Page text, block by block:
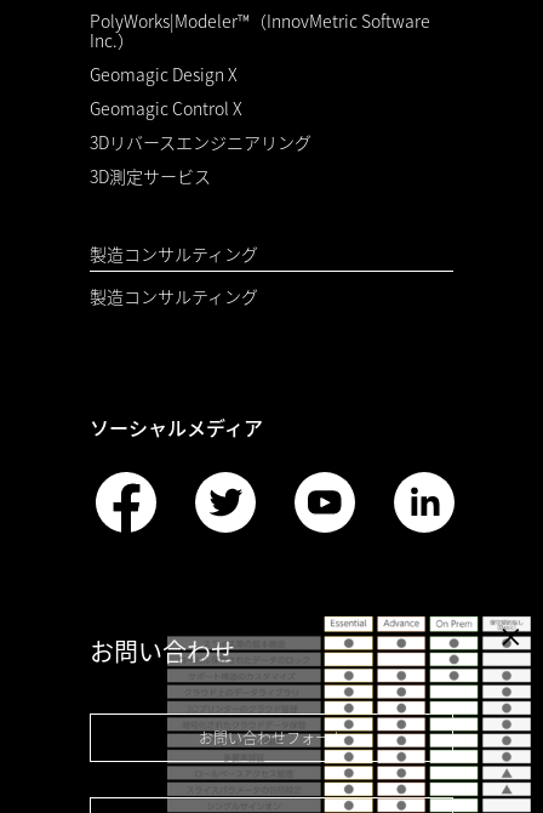
PolyWorks|Modeler™（InnovMetric Software
Inc.）
Geomagic Design X
Geomagic Control X
3Dリバースエンジニアリング
3D測定サービス
製造コンサルティング
製造コンサルティング
ソーシャルメディア
お問い合わせ
お問い合わせフォーム